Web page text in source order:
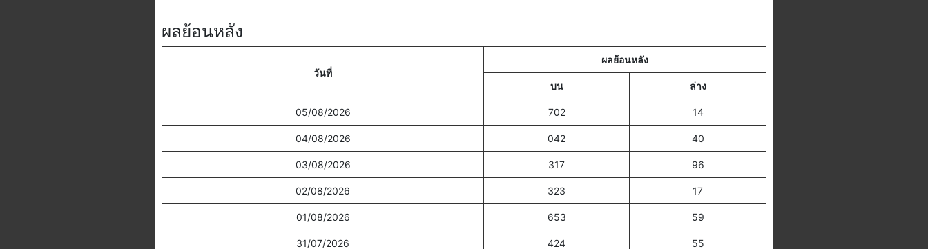
ผลย้อนหลัง
วันที่
ผลย้อนหลัง
บน ล่าง
05/08/2026 702 14
04/08/2026 042 40
03/08/2026 317 96
02/08/2026 323 17
01/08/2026 653 59
31/07/2026 424 55